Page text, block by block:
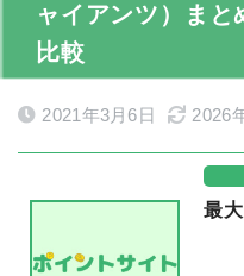
ャイアンツ）まと
比較
2021年3月6日 2026
最